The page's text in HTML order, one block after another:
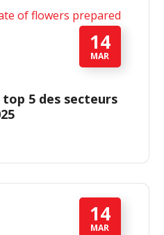
14
MAR
5 des secteurs
14
MAR